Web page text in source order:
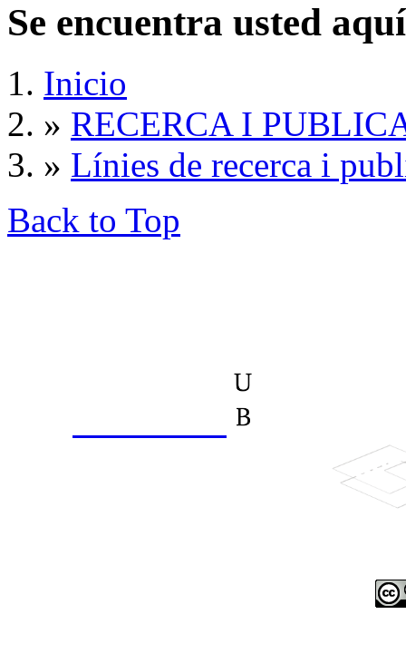
Se encuentra usted aquí
Inicio
» RECERCA I
» Línies de recerca i
Back to Top